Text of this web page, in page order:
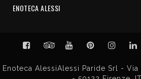
ENOTECA ALESSI
Enoteca AlessiAlessi Paride Srl -